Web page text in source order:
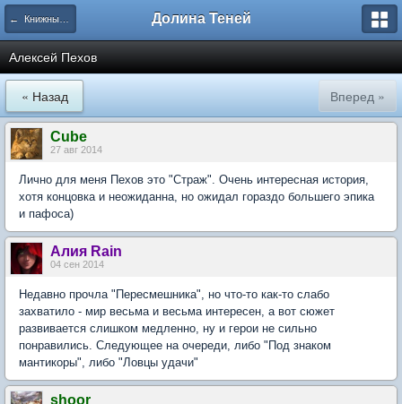
← Книжный Ряд Долина Теней
Алексей Пехов
« Назад Вперед »
Cube
27 авг 2014
Лично для меня Пехов это "Страж". Очень интересная история,
хотя концовка и неожиданна, но ожидал гораздо большего эпика
и пафоса)
Алия Rain
04 сен 2014
Недавно прочла "Пересмешника", но что-то как-то слабо
захватило - мир весьма и весьма интересен, а вот сюжет
развивается слишком медленно, ну и герои не сильно
понравились. Следующее на очереди, либо "Под знаком
мантикоры", либо "Ловцы удачи"
shoor